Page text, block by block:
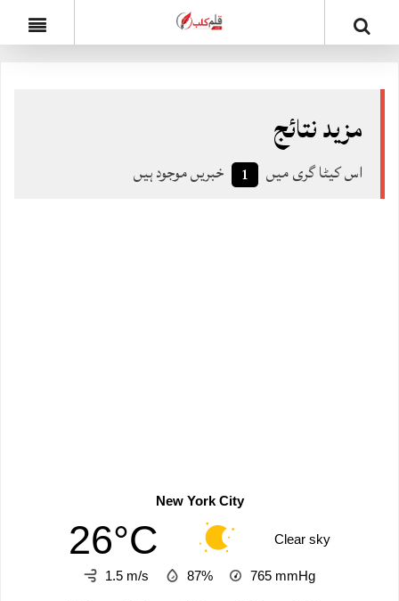
مزید نتائج
اس کیٹا گری میں 1 خبریں موجود ہیں
New York City
26°C Clear sky
1.5 m/s 87% 765 mmHg